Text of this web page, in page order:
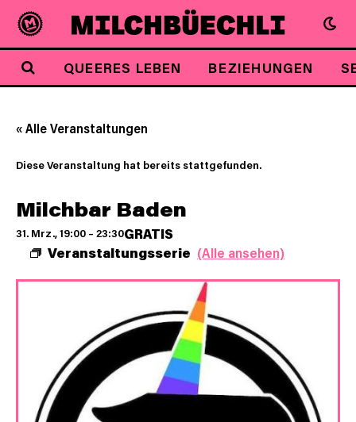
QUEERES LEBEN BEZIEHUNGEN
« Alle Veranstaltungen
Diese Veranstaltung hat bereits stattgefunden.
Milchbar Baden
31. Mrz., 19:00 – 23:30
Veranstaltungsserie (Alle ansehen)
GRATIS